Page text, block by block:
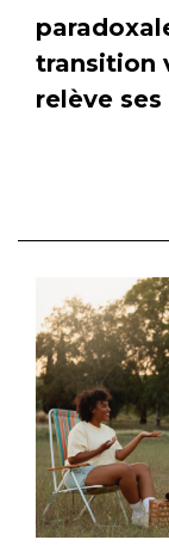
transition
relève